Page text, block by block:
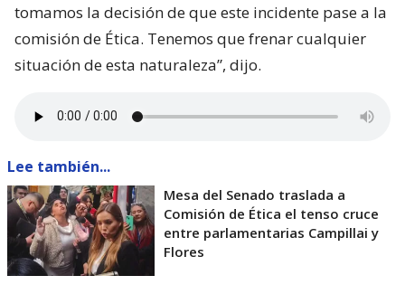
tomamos la decisión de que este incidente pase a la
comisión de Ética. Tenemos que frenar cualquier
situación de esta naturaleza”, dijo.
Lee también...
Mesa del Senado traslada a
Comisión de Ética el tenso cruce
entre parlamentarias Campillai y
Flores